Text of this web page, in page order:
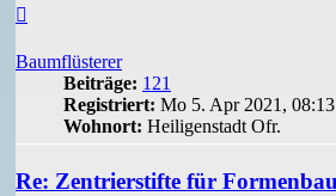
Baumflüsterer
Beiträge: 121
Registriert: Mo 5. Apr 2021, 08:13
Wohnort: Heiligenstadt Ofr.
Re: Zentrierstifte für Formenbau